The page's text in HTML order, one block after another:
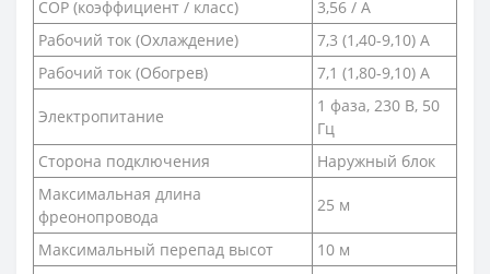
COP (коэффициент / класс)
3,56 / А
Рабочий ток (Охлаждение)
7,3 (1,40-9,10) A
Рабочий ток (Обогрев)
7,1 (1,80-9,10) А
Электропитание
1 фаза, 230 В, 50
Гц
Сторона подключения
Наружный блок
Максимальная длина
фреонопровода
25 м
Максимальный перепад высот
10 м